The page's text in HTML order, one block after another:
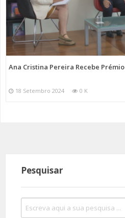
Ana Cristina Pereira Recebe
18 Setembro 2024 0 K
Pesquisar